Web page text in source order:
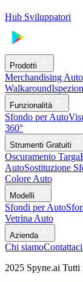
Hub Sviluppatori
Prodotti
Merchandising Auto
Walkaround
Funzionalità
Sfondo per Auto
360°
Strumenti Gratuiti
Oscuramento Targa
AutoSostituzione
Colore Auto
Modelli
Sfondi per Auto
Vetrina Auto
Azienda
Chi siamoContattaci
2025 Spyne.ai